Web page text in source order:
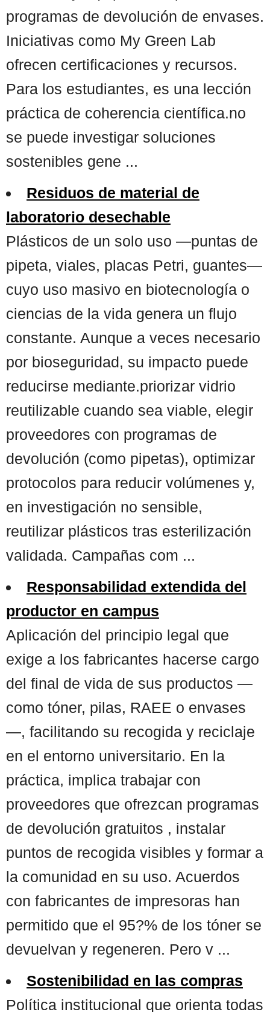
programas de devolución de envases.
Iniciativas como My Green Lab
ofrecen certificaciones y recursos.
Para los estudiantes, es una lección
práctica de coherencia científica.no
se puede investigar soluciones
sostenibles gene ...
Residuos de material de
laboratorio desechable
Plásticos de un solo uso —puntas de
pipeta, viales, placas Petri, guantes—
cuyo uso masivo en biotecnología o
ciencias de la vida genera un flujo
constante. Aunque a veces necesario
por bioseguridad, su impacto puede
reducirse mediante.priorizar vidrio
reutilizable cuando sea viable, elegir
proveedores con programas de
devolución (como pipetas), optimizar
protocolos para reducir volúmenes y,
en investigación no sensible,
reutilizar plásticos tras esterilización
validada. Campañas com ...
Responsabilidad extendida del
productor en campus
Aplicación del principio legal que
exige a los fabricantes hacerse cargo
del final de vida de sus productos —
como tóner, pilas, RAEE o envases
—, facilitando su recogida y reciclaje
en el entorno universitario. En la
práctica, implica trabajar con
proveedores que ofrezcan programas
de devolución gratuitos , instalar
puntos de recogida visibles y formar a
la comunidad en su uso. Acuerdos
con fabricantes de impresoras han
permitido que el 95?% de los tóner se
devuelvan y regeneren. Pero v ...
Sostenibilidad en las compras
Política institucional que orienta todas